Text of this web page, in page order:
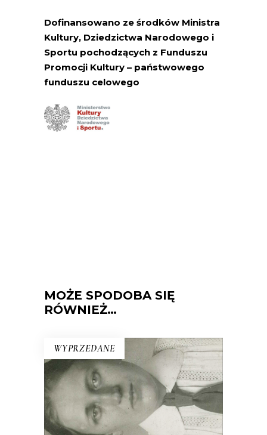
Dofinansowano ze środków Ministra
Kultury, Dziedzictwa Narodowego i
Sportu pochodzących z Funduszu
Promocji Kultury – państwowego
funduszu celowego
MOŻE SPODOBA SIĘ
RÓWNIEŻ…
WYPRZEDANE
PANNA DOKTÓR SADOWSKA
Opowieść o lekarce, naukowczyni,